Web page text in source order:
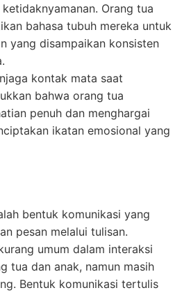
Orang tua
bahasa tubuh mereka untuk
yang disampaikan konsisten
kontak mata saat
bahwa orang tua
penuh dan menghargai
ikatan emosional yang
bentuk komunikasi yang
pesan melalui tulisan.
umum dalam interaksi
tua dan anak, namun masih
Bentuk komunikasi tertulis